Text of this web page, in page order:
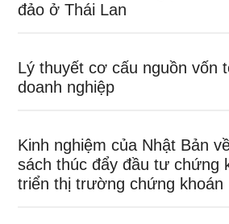
đảo ở Thái Lan
Lý thuyết cơ cấu nguồn vốn
doanh nghiệp
Kinh nghiệm của Nhật Bản
sách thúc đẩy đầu tư chứng
triển thị trường chứng khoán